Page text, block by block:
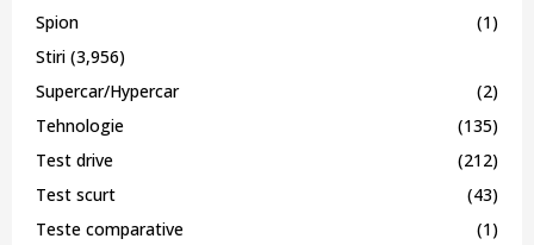
Spion
(1)
Stiri (3,956)
Supercar/Hypercar
(2)
Tehnologie
(135)
Test drive
(212)
Test scurt
(43)
Teste comparative
(1)